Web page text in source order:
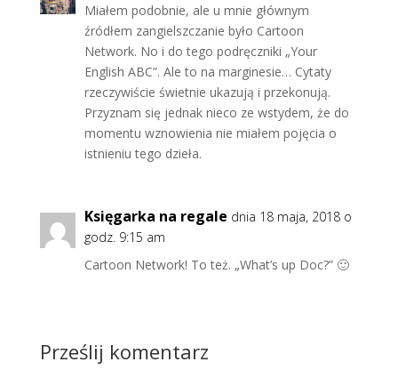
Miałem podobnie, ale u mnie głównym
źródłem zangielszczanie było Cartoon
Network. No i do tego podręczniki „Your
English ABC”. Ale to na marginesie… Cytaty
rzeczywiście świetnie ukazują i przekonują.
Przyznam się jednak nieco ze wstydem, że do
momentu wznowienia nie miałem pojęcia o
istnieniu tego dzieła.
Księgarka na regale dnia 18 maja, 2018 o
godz. 9:15 am
Cartoon Network! To też. „What’s up Doc?” 🙂
Prześlij komentarz